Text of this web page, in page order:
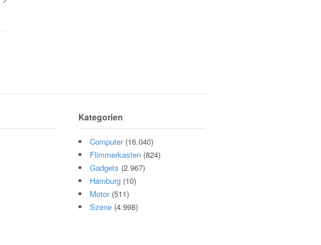
Kategorien
Computer(16.040)
Flimmerkasten (824)
Gadgets (2.967)
Hamburg (10)
Motor(511)
Szene (4.998)